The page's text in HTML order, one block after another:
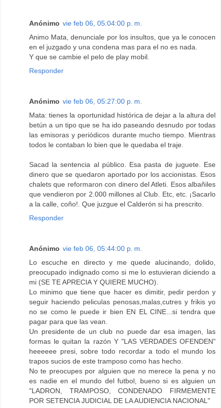
Anónimo vie feb 06, 05:04:00 p. m.
Animo Mata, denunciale por los insultos, que ya le conocen
en el juzgado y una condena mas para el no es nada.
Y que se cambie el pelo de play mobil.
Responder
Anónimo vie feb 06, 05:27:00 p. m.
Mata: tienes la oportunidad histórica de dejar a la altura del
betún a un tipo que se ha ido paseando desnudo por todas
las emisoras y periódicos durante mucho tiempo. Mientras
todos le contaban lo bien que le quedaba el traje.
Sacad la sentencia al público. Esa pasta de juguete. Ese
dinero que se quedaron aportado por los accionistas. Esos
chalets que reformaron con dinero del Atleti. Esos albañiles
que vendieron por 2.000 millones al Club. Etc, etc. ¡Sacarlo
a la calle, coño!. Que juzgue el Calderón si ha prescrito.
Responder
Anónimo vie feb 06, 05:44:00 p. m.
Lo escuche en directo y me quede alucinando, dolido,
preocupado indignado como si me lo estuvieran diciendo a
mi (SE TE APRECIA Y QUIERE MUCHO).
Lo minimo que tiene que hacer es dimitir, pedir perdon y
seguir haciendo peliculas penosas,malas,cutres y frikis yo
no se como le puede ir bien EN EL CINE...si tendra que
pagar para que las vean.
Un presidente de un club no puede dar esa imagen, las
formas le quitan la razón Y "LAS VERDADES OFENDEN"
heeeeee presi, sobre todo recordar a todo el mundo los
trapos sucios de este tramposo como has hecho.
No te preocupes por alguien que no merece la pena y no
es nadie en el mundo del futbol, bueno si es alguien un
"LADRON, TRAMPOSO, CONDENADO FIRMEMENTE
POR SETENCIA JUDICIAL DE LA AUDIENCIA NACIONAL"